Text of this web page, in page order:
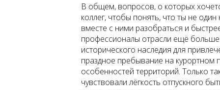
В общем, вопросов, о которых
коллег, чтобы понять, что ты не
вместе с ними разобраться и
профессионалы отрасли ещё
исторического наследия для
праздное пребывание на курортном
особенностей территорий. Только
чувствовали лёгкость отпускного